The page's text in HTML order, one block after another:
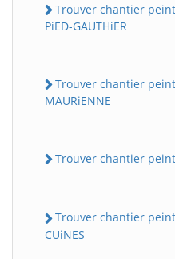
Trouver chantier
PiED-GAUTHiER
Trouver chantier
MAURiENNE
Trouver chantier
Trouver chantier
CUiNES